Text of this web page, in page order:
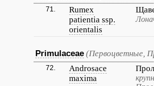
71.
Rumex
patientia ssp.
orientalis
Primulaceae (Первоцветные,
72.
Androsace
maxima